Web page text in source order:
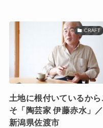
CRAFT
土地に根付いているから
そ「陶芸家 伊藤赤水」／
新潟県佐渡市